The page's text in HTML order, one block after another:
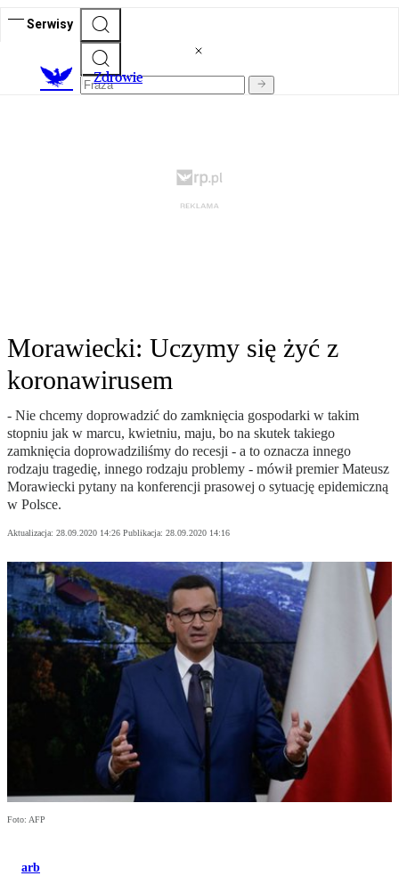
Serwisy
Zdrowie
Morawiecki: Uczymy się żyć z
koronawirusem
- Nie chcemy doprowadzić do zamknięcia gospodarki w takim
stopniu jak w marcu, kwietniu, maju, bo na skutek takiego
zamknięcia doprowadziliśmy do recesji - a to oznacza innego
rodzaju tragedię, innego rodzaju problemy - mówił premier Mateusz
Morawiecki pytany na konferencji prasowej o sytuację epidemiczną
w Polsce.
Aktualizacja: 28.09.2020 14:26 Publikacja: 28.09.2020 14:16
Foto: AFP
arb